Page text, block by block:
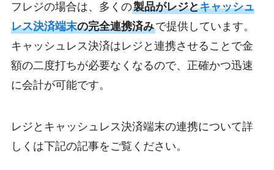
フレジの場合は、多くの製品がレジとキャッシュ
レス決済端末の完全連携済みで提供しています。
キャッシュレス決済はレジと連携させることで金
額の二度打ちが必要なくなるので、正確かつ迅速
に会計が可能です。
レジとキャッシュレス決済端末の連携について詳
しくは下記の記事をご覧ください。